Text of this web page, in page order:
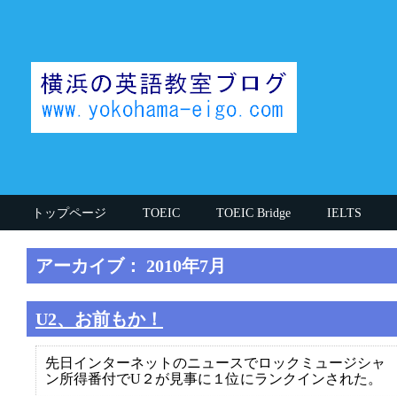
アーカイブ： 2010年7月
U2、お前もか！
先日インターネットのニュースでロックミュージシャ
ン所得番付でU２が見事に１位にランクインされた。
トップページ TOEIC TOEIC Bridge IELTS
思うこと 英検 英文法 授業中の話 その他
執筆者(英語講師) TOEIC990講師 英大学院卒講師